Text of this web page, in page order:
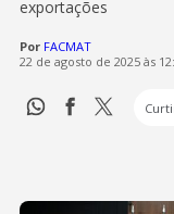
exportações
Por FACMAT
22 de agosto de 2025 às